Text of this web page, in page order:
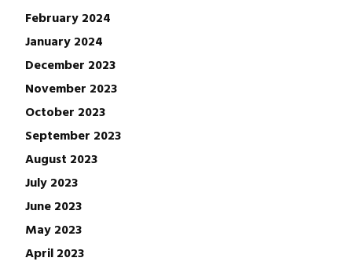
February 2024
January 2024
December 2023
November 2023
October 2023
September 2023
August 2023
July 2023
June 2023
May 2023
April 2023